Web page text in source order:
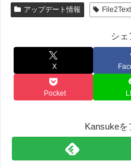
アップデート情報
シェ
X
Pocket
Kansukeを